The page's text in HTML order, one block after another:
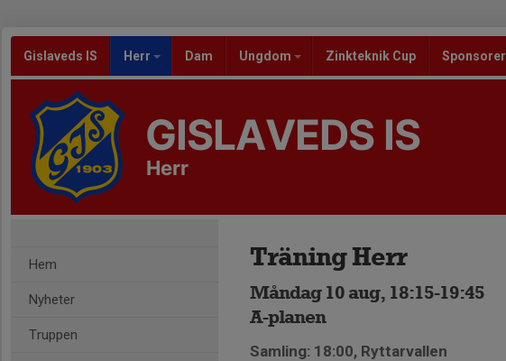
Gislaveds IS Herr Dam Ungdom Zinkteknik Cup Sponsorer
GISLAVEDS IS
Herr
Hem
Nyheter
Truppen
Träning Herr
Måndag 10 aug, 18:15-19:45
A-planen
Samling: 18:00, Ryttarvallen